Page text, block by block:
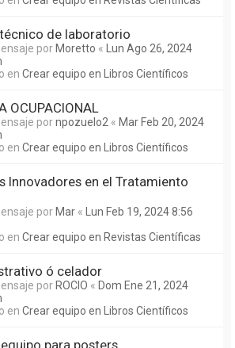
de laboratorio
por Moretto « Lun Ago 26, 2024
en Crear equipo en Libros Científicos
OCUPACIONAL
pornpozuelo2 « Mar Feb 20, 2024
en Crear equipo en Libros Científicos
Innovadores en el Tratamiento
por Mar « Lun Feb 19, 2024 8:56
en Crear equipo en Revistas Científicas
ó celador
por ROCIO « Dom Ene 21, 2024
en Crear equipo en Libros Científicos